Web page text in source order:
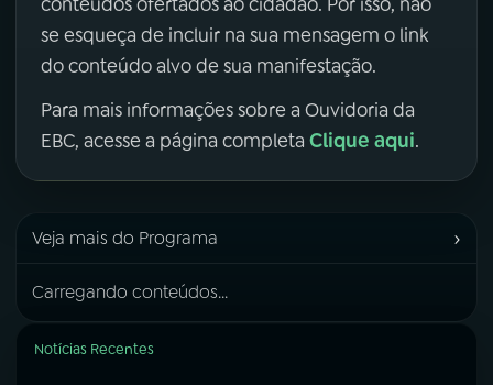
se esqueça de incluir na sua mensagem o link
do conteúdo alvo de sua manifestação.
Para mais informações sobre a Ouvidoria da
EBC, acesse a página completa Clique aqui.
Veja mais do Programa ›
Carregando conteúdos...
Notícias Recentes